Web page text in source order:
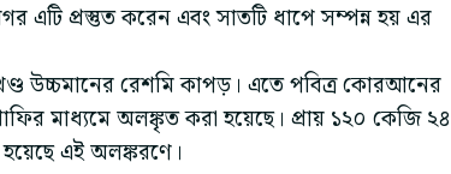
এটি প্রস্তুত করেন এবং সাতটি ধাপে সম্পন্ন হয় এর
উচ্চমানের রেশমি কাপড়। এতে পবিত্র কোরআনের
মাধ্যমে অলঙ্কৃত করা হয়েছে। প্রায় ১২০ কেজি ২৪
এই অলঙ্করণে।